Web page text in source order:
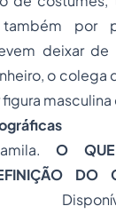
por
deixar de
o colega
O
DO